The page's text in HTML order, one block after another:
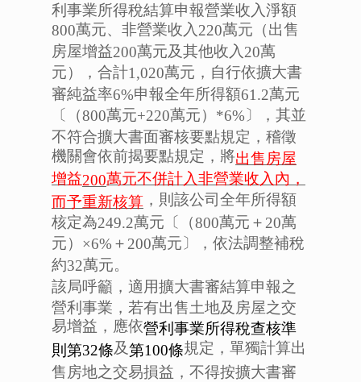
利事業所得稅結算申報營業收入淨額
800萬元、非營業收入220萬元（出售
房屋增益200萬元及其他收入 20萬
元），合計1,020萬元，自行依擴大書
審純益率6%申報全年所得額61.2萬元
〔（800萬元+220萬元） *6%〕，其並
不符合擴大書面審核要點規定，稽徵
機關會依前揭要點規定，將出售房屋
增益200萬元不併計入非營業收入內，
而予重新核算 ，則該公司全年所得額
核定為249.2萬元〔（800萬元＋ 20萬
元） ×6% ＋200萬元〕，依法調整補稅
約32萬元。
該局呼籲，適用擴大書審結算申報之
營利事業，若有出售土地及房屋之交
易增益，應依營利事業所得稅查核準
則第32條及第100條規定，單獨計算出
售房地之交易損益，不得按擴大書審